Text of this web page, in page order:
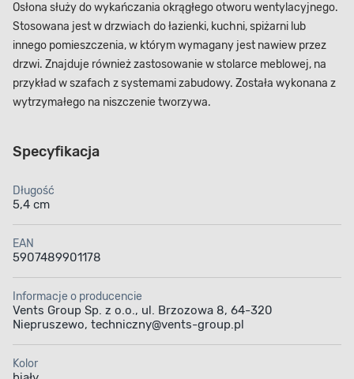
Osłona służy do wykańczania okrągłego otworu wentylacyjnego.
Stosowana jest w drzwiach do łazienki, kuchni, spiżarni lub
innego pomieszczenia, w którym wymagany jest nawiew przez
drzwi. Znajduje również zastosowanie w stolarce meblowej, na
przykład w szafach z systemami zabudowy. Została wykonana z
wytrzymałego na niszczenie tworzywa.
Specyfikacja
Długość
5,4 cm
EAN
5907489901178
Informacje o producencie
Vents Group Sp. z o.o., ul. Brzozowa 8, 64-320
Niepruszewo, techniczny@vents-group.pl
Kolor